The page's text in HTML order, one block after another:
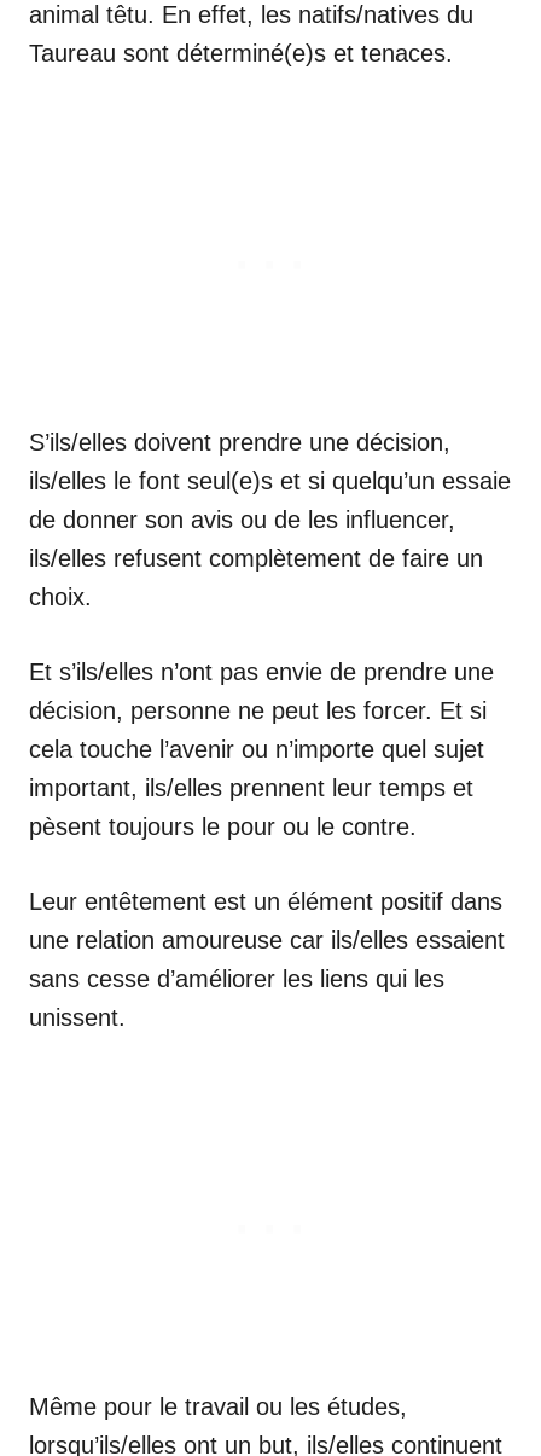
animal têtu. En effet, les natifs/natives du
Taureau sont déterminé(e)s et tenaces.
S’ils/elles doivent prendre une décision,
ils/elles le font seul(e)s et si quelqu’un essaie
de donner son avis ou de les influencer,
ils/elles refusent complètement de faire un
choix.
Et s’ils/elles n’ont pas envie de prendre une
décision, personne ne peut les forcer. Et si
cela touche l’avenir ou n’importe quel sujet
important, ils/elles prennent leur temps et
pèsent toujours le pour ou le contre.
Leur entêtement est un élément positif dans
une relation amoureuse car ils/elles essaient
sans cesse d’améliorer les liens qui les
unissent.
Même pour le travail ou les études,
lorsqu’ils/elles ont un but, ils/elles continuent